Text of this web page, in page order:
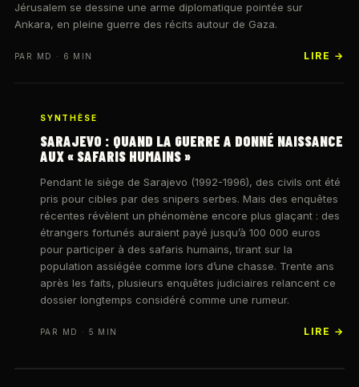
Jérusalem se dessine une arme diplomatique pointée sur
Ankara, en pleine guerre des récits autour de Gaza.
PAR MD · 6 MIN LIRE →
SYNTHÈSE
SARAJEVO : QUAND LA GUERRE A DONNÉ NAISSANCE
AUX « SAFARIS HUMAINS »
Pendant le siège de Sarajevo (1992-1996), des civils ont été
pris pour cibles par des snipers serbes. Mais des enquêtes
récentes révèlent un phénomène encore plus glaçant : des
étrangers fortunés auraient payé jusqu’à 100 000 euros
pour participer à des safaris humains, tirant sur la
population assiégée comme lors d’une chasse. Trente ans
après les faits, plusieurs enquêtes judiciaires relancent ce
dossier longtemps considéré comme une rumeur.
PAR MD · 5 MIN LIRE →